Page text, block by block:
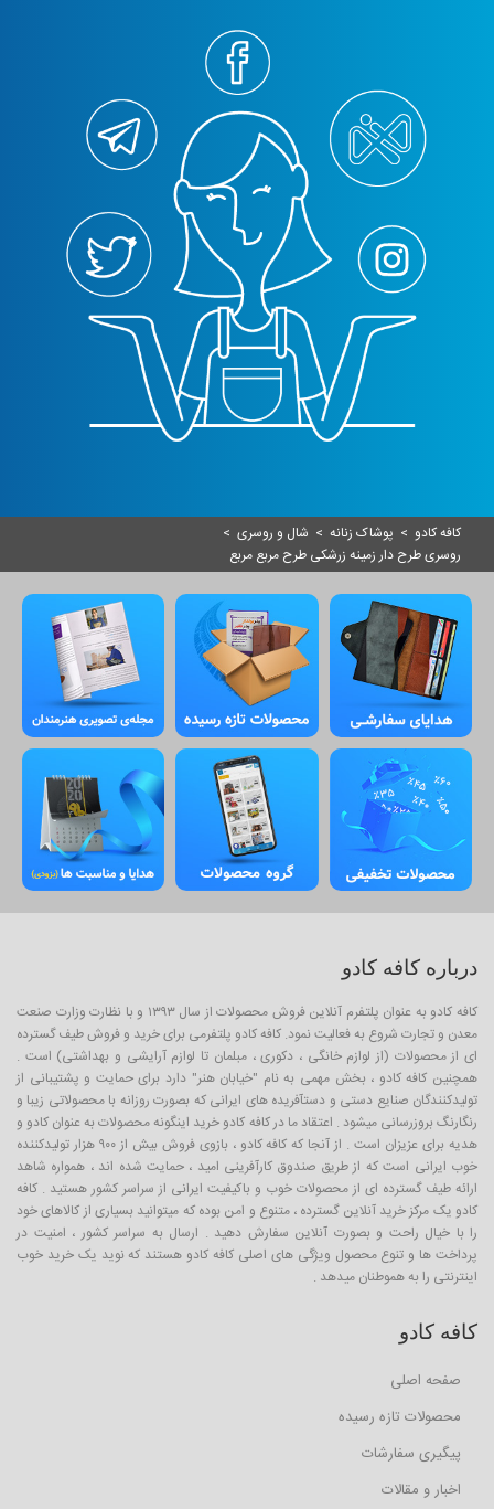
کافه کادو > پوشاک زنانه > شال و روسری >
روسری طرح دار زمینه زرشکی طرح مربع مربع
درباره کافه کادو
کافه کادو به عنوان پلتفرم آنلاین فروش محصولات از سال ۱۳۹۳ و با نظارت وزارت صنعت
معدن و تجارت شروع به فعالیت نمود. کافه کادو پلتفرمی برای خرید و فروش طیف گسترده
ای از محصولات (از لوازم خانگی ، دکوری ، مبلمان تا لوازم آرایشی و بهداشتی) است .
همچنین کافه کادو ، بخش مهمی به نام "خیابان هنر" دارد برای حمایت و پشتیبانی از
تولیدکنندگان صنایع دستی و دستآفریده های ایرانی که بصورت روزانه با محصولاتی زیبا و
رنگارنگ بروزرسانی میشود . اعتقاد ما در کافه کادو خرید اینگونه محصولات به عنوان کادو و
هدیه برای عزیزان است . از آنجا که کافه کادو ، بازوی فروش بیش از ۹۰۰ هزار تولیدکننده
خوب ایرانی است که از طریق صندوق کارآفرینی امید ، حمایت شده اند ، همواره شاهد
ارائه طیف گسترده ای از محصولات خوب و باکیفیت ایرانی از سراسر کشور هستید . کافه
کادو یک مرکز خرید آنلاین گسترده ، متنوع و امن بوده که میتوانید بسیاری از کالاهای خود
را با خیال راحت و بصورت آنلاین سفارش دهید . ارسال به سراسر کشور ، امنیت در
پرداخت ها و تنوع محصول ویژگی های اصلی کافه کادو هستند که نوید یک خرید خوب
اینترنتی را به هموطنان میدهد .
کافه کادو
صفحه اصلی
محصولات تازه رسیده
پیگیری سفارشات
اخبار و مقالات